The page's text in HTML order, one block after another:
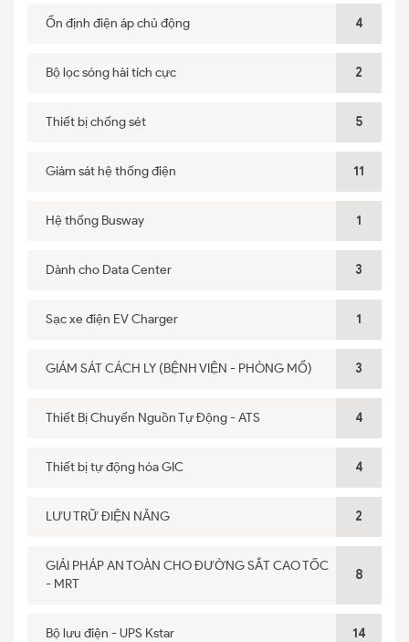
Ổn định điện áp chủ động 4
Bộ lọc sóng hài tích cực 2
Thiết bị chống sét 5
Giám sát hệ thống điện 11
Hệ thống Busway 1
Dành cho Data Center 3
Sạc xe điện EV Charger 1
GIÁM SÁT CÁCH LY (BỆNH VIỆN - PHÒNG MỔ) 3
Thiết Bị Chuyển Nguồn Tự Động - ATS 4
Thiết bị tự động hóa GIC 4
LƯU TRỮ ĐIỆN NĂNG 2
GIẢI PHÁP AN TOÀN CHO ĐƯỜNG SẮT CAO TỐC
- MRT
8
Bộ lưu điện - UPS Kstar 14